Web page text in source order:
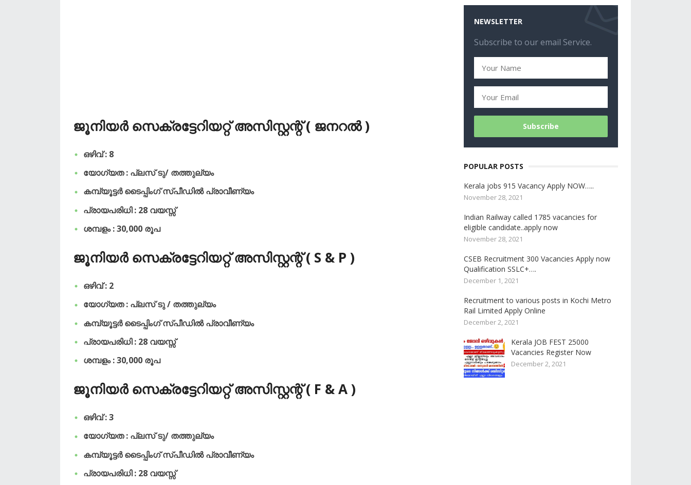
ജൂനിയർ സെക്രട്ടേറിയറ്റ് അസിസ്റ്റന്റ് ( ജനറൽ )
ഒഴിവ് : 8
യോഗ്യത : പ്ലസ് ടു/ തത്തുല്യം
കമ്പ്യൂട്ടർ ടൈപ്പിംഗ് സ്പീഡിൽ പ്രാവീണ്യം
പ്രായപരിധി : 28 വയസ്സ്
ശമ്പളം : 30,000 രൂപ
ജൂനിയർ സെക്രട്ടേറിയറ്റ് അസിസ്റ്റന്റ് ( S & P )
ഒഴിവ് : 2
യോഗ്യത : പ്ലസ് ടു / തത്തുല്യം
കമ്പ്യൂട്ടർ ടൈപ്പിംഗ് സ്പീഡിൽ പ്രാവീണ്യം
പ്രായപരിധി : 28 വയസ്സ്
ശമ്പളം : 30,000 രൂപ
ജൂനിയർ സെക്രട്ടേറിയറ്റ് അസിസ്റ്റന്റ് ( F & A )
ഒഴിവ് : 3
യോഗ്യത : പ്ലസ് ടു/ തത്തുല്യം
കമ്പ്യൂട്ടർ ടൈപ്പിംഗ് സ്പീഡിൽ പ്രാവീണ്യം
പ്രായപരിധി : 28 വയസ്സ്
NEWSLETTER
Subscribe to our email Service.
POPULAR POSTS
Kerala jobs 915 Vacancy Apply NOW…..
November 28, 2021
Indian Railway called 1785 vacancies for
eligible candidate..apply now
November 28, 2021
CSEB Recruitment 300 Vacancies Apply now
Qualification SSLC+….
December 1, 2021
Recruitment to various posts in Kochi Metro
Rail Limited Apply Online
December 2, 2021
Kerala JOB FEST 25000
Vacancies Register Now
December 2, 2021